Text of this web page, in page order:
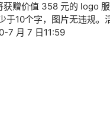
赠价值 358 元的 logo 服
于10个字，图片无违规。
7 月 7 日11:59